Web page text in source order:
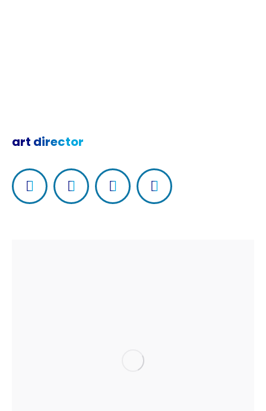
art director
FacebookLinkedinPinterestInstagram